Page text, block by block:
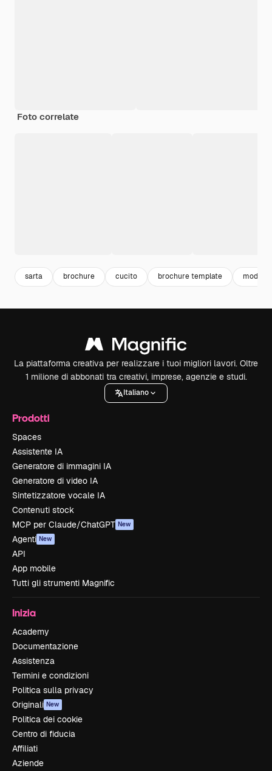
Foto correlate
sarta brochure cucito brochure template modello
La piattaforma creativa per realizzare i tuoi migliori lavori. Oltre
1 milione di abbonati tra creativi, imprese, agenzie e studi.
Italiano
Prodotti
Spaces
Assistente IA
Generatore di immagini IA
Generatore di video IA
Sintetizzatore vocale IA
Contenuti stock
MCP per Claude/ChatGPT New
Agenti New
API
App mobile
Tutti gli strumenti Magnific
Inizia
Academy
Documentazione
Assistenza
Termini e condizioni
Politica sulla privacy
Originali New
Politica dei cookie
Centro di fiducia
Affiliati
Aziende